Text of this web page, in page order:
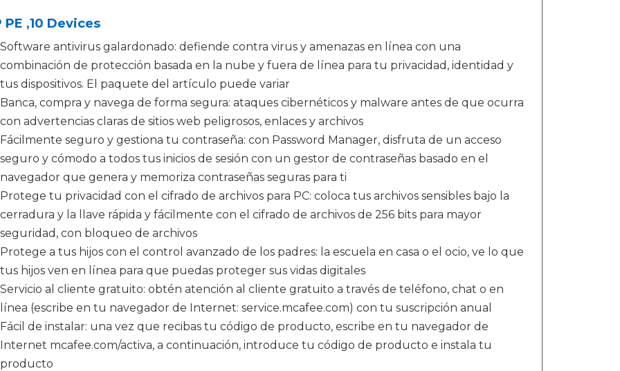
PE ,10 Devices
Software antivirus galardonado: defiende contra virus y amenazas en línea con una
combinación de protección basada en la nube y fuera de línea para tu privacidad, identidad y
tus dispositivos. El paquete del artículo puede variar
Banca, compra y navega de forma segura: ataques cibernéticos y malware antes de que ocurra
con advertencias claras de sitios web peligrosos, enlaces y archivos
Fácilmente seguro y gestiona tu contraseña: con Password Manager, disfruta de un acceso
seguro y cómodo a todos tus inicios de sesión con un gestor de contraseñas basado en el
navegador que genera y memoriza contraseñas seguras para ti
Protege tu privacidad con el cifrado de archivos para PC: coloca tus archivos sensibles bajo la
cerradura y la llave rápida y fácilmente con el cifrado de archivos de 256 bits para mayor
seguridad, con bloqueo de archivos
Protege a tus hijos con el control avanzado de los padres: la escuela en casa o el ocio, ve lo que
tus hijos ven en línea para que puedas proteger sus vidas digitales
Servicio al cliente gratuito: obtén atención al cliente gratuito a través de teléfono, chat o en
línea (escribe en tu navegador de Internet: service.mcafee.com) con tu suscripción anual
Fácil de instalar: una vez que recibas tu código de producto, escribe en tu navegador de
Internet mcafee.com/activa, a continuación, introduce tu código de producto e instala tu
producto